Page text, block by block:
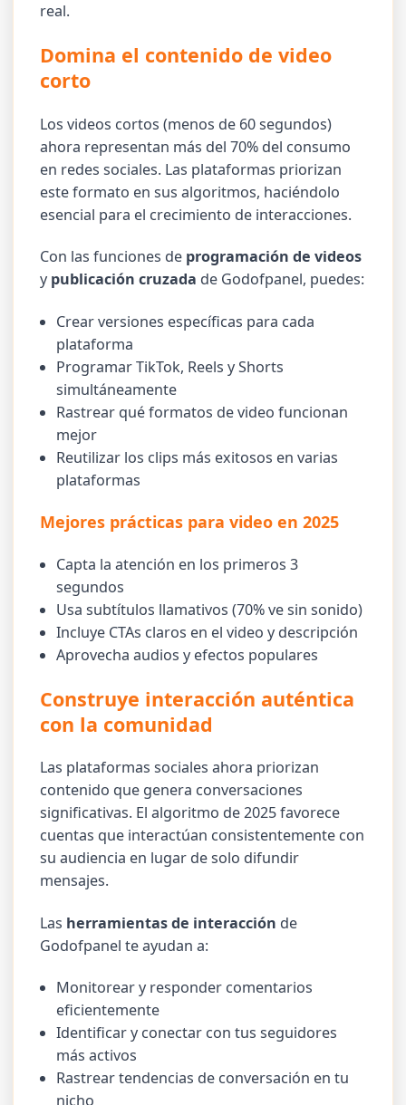
real.
Domina el contenido de video
corto
Los videos cortos (menos de 60 segundos)
ahora representan más del 70% del consumo
en redes sociales. Las plataformas priorizan
este formato en sus algoritmos, haciéndolo
esencial para el crecimiento de interacciones.
Con las funciones de programación de videos
y publicación cruzada de Godofpanel, puedes:
Crear versiones específicas para cada
plataforma
Programar TikTok, Reels y Shorts
simultáneamente
Rastrear qué formatos de video funcionan
mejor
Reutilizar los clips más exitosos en varias
plataformas
Mejores prácticas para video en 2025
Capta la atención en los primeros 3
segundos
Usa subtítulos llamativos (70% ve sin sonido)
Incluye CTAs claros en el video y descripción
Aprovecha audios y efectos populares
Construye interacción auténtica
con la comunidad
Las plataformas sociales ahora priorizan
contenido que genera conversaciones
significativas. El algoritmo de 2025 favorece
cuentas que interactúan consistentemente con
su audiencia en lugar de solo difundir
mensajes.
Las herramientas de interacción de
Godofpanel te ayudan a:
Monitorear y responder comentarios
eficientemente
Identificar y conectar con tus seguidores
más activos
Rastrear tendencias de conversación en tu
nicho